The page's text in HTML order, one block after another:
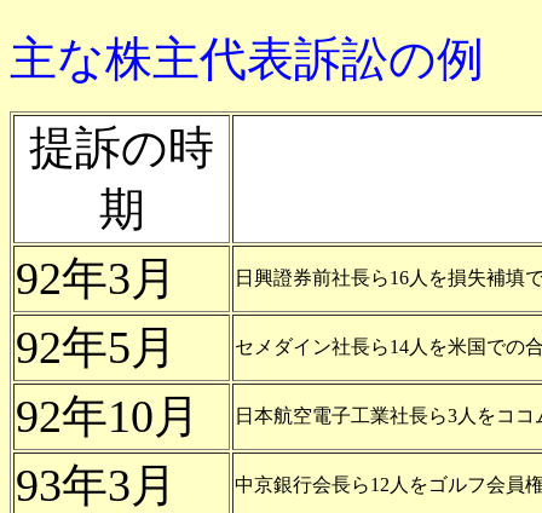
主な株主代表訴訟の例
提訴の時
期
92年3月
日興證券前社長ら16人を損失補填
92年5月 セメダイン社長ら14人を米国での
92年10月 日本航空電子工業社長ら3人をココ
93年3月 中京銀行会長ら12人をゴルフ会員